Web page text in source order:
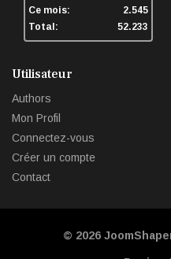
Ce mois:
2.545
Total:
52.233
Utilisateur
Authors
Mon Profil
Connectez-vous
Créer un compte
Contact
© 2026